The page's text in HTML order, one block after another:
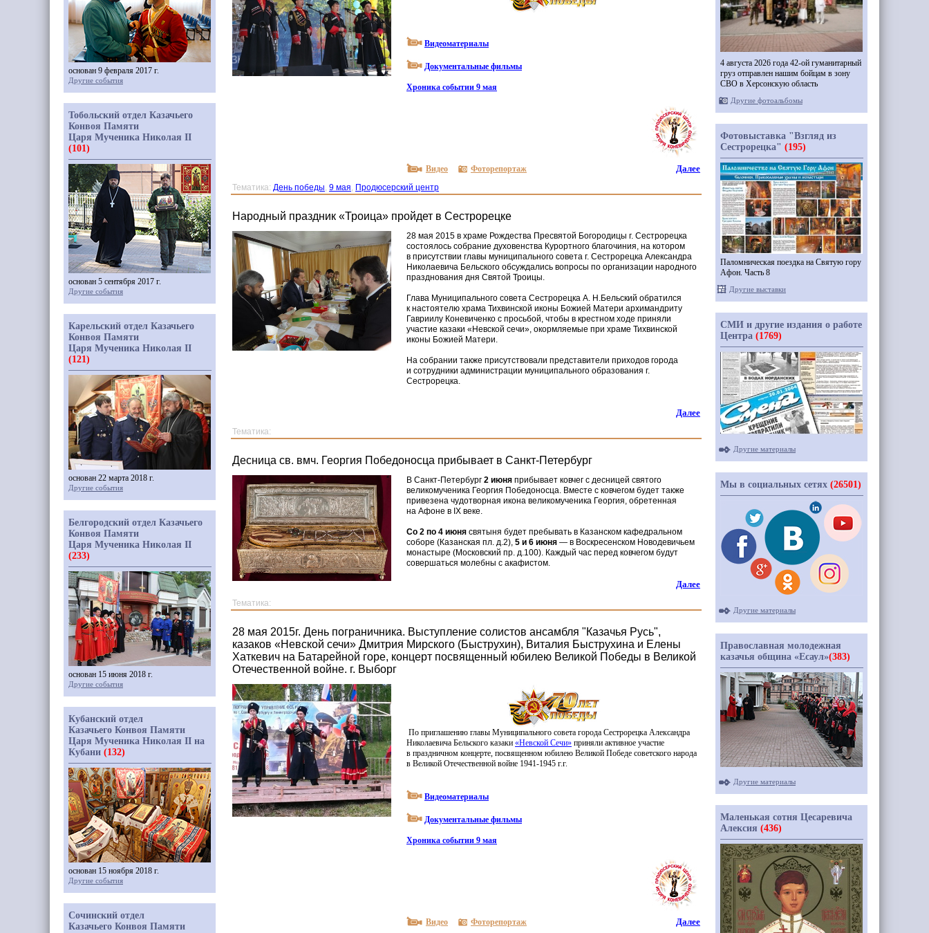
Видеоматериалы
Документальные фильмы
Хроника событии 9 мая
Далее
Видео
Фоторепортаж
Тематика: День победы, 9 мая, Продюсерский центр
Народный праздник «Троица» пройдет в Сестрорецке
28 мая 2015 в храме Рождества Пресвятой Богородицы г. Сестрорецка
состоялось собрание духовенства Курортного благочиния, на котором
в присутствии главы муниципального совета г. Сестрорецка Александра
Николаевича Бельского обсуждались вопросы по организации народного
празднования дня Святой Троицы.
Глава Муниципального совета Сестрорецка А. Н.Бельский обратился
к настоятелю храма Тихвинской иконы Божией Матери архимандриту
Гавриилу Коневиченко с просьбой, чтобы в крестном ходе приняли
участие казаки « Невской сечи», окормляемые при храме Тихвинской
иконы Божией Матери.
На собрании также присутствовали представители приходов города
и сотрудники администрации муниципального образования г.
Сестрорецка.
Далее
Тематика:
Десница св. вмч. Георгия Победоносца прибывает в Санкт-Петербург
В Санкт-Петербург 2 июня прибывает ковчег с десницей святого
великомученика Георгия Победоносца. Вместе с ковчегом будет также
привезена чудотворная икона великомученика Георгия, обретенная
на Афоне в IX веке.
Со 2 по 4 июня святыня будет пребывать в Казанском кафедральном
соборе (Казанская пл. д.2), 5 и 6 июня — в Воскресенском Новодевичьем
монастыре (Московский пр. д.100). Каждый час перед ковчегом будут
совершаться молебны с акафистом.
Далее
Тематика:
28 мая 2015г. День пограничника. Выступление солистов ансамбля "Казачья Русь",
казаков «Невской сечи» Дмитрия Мирского (Быструхин), Виталия Быструхина и Елены
Хаткевич на Батарейной горе, концерт посвященный юбилею Великой Победы в Великой
Отечественной войне. г. Выборг
По приглашению главы Муниципального совета города Сестрорецка Александра
Николаевича Бельского казаки «Невской Сечи» приняли активное участие
в праздничном концерте, посвященном юбилею Великой Победе советского народа
в Великой Отечественной войне 1941-1945 г.г.
Видеоматериалы
Документальные фильмы
Хроника событии 9 мая
Далее
Видео Фоторепортаж
основан 9 февраля 2017 г.
Другие события
Тобольский отдел Казачьего
Конвоя Памяти
Царя Мученика Николая II
(101)
основан 5 сентября 2017 г.
Другие события
Карельский отдел Казачьего
Конвоя Памяти
Царя Мученика Николая II
(121)
основан 22 марта 2018 г.
Другие события
Белгородский отдел Казачьего
Конвоя Памяти
Царя Мученика Николая II
(233)
основан 15 июня 2018 г.
Другие события
Кубанский отдел
Казачьего Конвоя Памяти
Царя Мученика Николая II на
Кубани (132)
основан 15 ноября 2018 г.
Другие события
Сочинский отдел
Казачьего Конвоя Памяти
4 августа 2026 года 42-ой гуманитарный
груз отправлен нашим бойцам в зону
СВО в Херсонскую область
Другие фотоальбомы
Фотовыставка "Взгляд из
Сестрорецка" (195)
Паломническая поездка на Святую гору
Афон. Часть 8
Другие выставки
СМИ и другие издания о работе
Центра (1769)
Другие материалы
Мы в социальных сетях (26501)
Другие материалы
Православная молодежная
казачья община «Есаул»(383)
Другие материалы
Маленькая сотня Цесаревича
Алексия (436)